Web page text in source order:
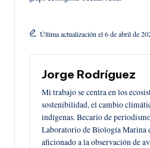
Última actualización el 6 de abril de
Jorge Rodríguez
Mi trabajo se centra en los
sostenibilidad, el cambio
indígenas. Becario de
Laboratorio de Biología Marina
aficionado a la observación de